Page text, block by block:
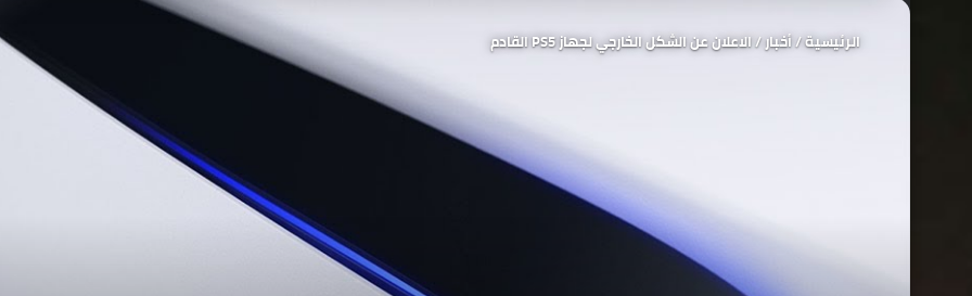
الرئيسية/أخبار/الاعلان عن الشكل الخارجي لجهاز PS5 القادم